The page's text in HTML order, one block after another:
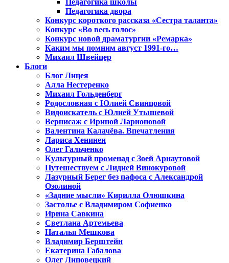
Педагогика школы
Педагогика двора
Конкурс короткого рассказа «Сестра таланта»
Конкурс «Во весь голос»
Конкурс новой драматургии «Ремарка»
Каким мы помним август 1991-го…
Михаил Швейцер
Блоги
Блог Лицея
Алла Нестеренко
Михаил Гольденберг
Родословная с Юлией Свинцовой
Видоискатель с Юлией Утышевой
Вернисаж с Ириной Ларионовой
Валентина Калачёва. Впечатления
Лариса Хенинен
Олег Гальченко
Культурный променад с Зоей Арнаутовой
Путешествуем с Лидией Винокуровой
Лазурный Берег без пафоса с Александрой
Озолиной
«Задние мысли» Кирилла Олюшкина
Застолье с Владимиром Софиенко
Ирина Савкина
Светлана Артемьева
Наталья Мешкова
Владимир Берштейн
Екатерина Габалова
Олег Липовецкий